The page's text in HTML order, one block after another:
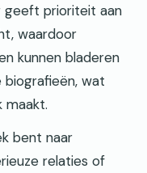
geeft prioriteit aan
waardoor
kunnen bladeren
wat
maakt.
bent naar
relaties of